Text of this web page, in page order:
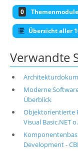
0
Übersicht aller
Verwandte
Moderne
Überblick
Objektorientierte
Visual Basic.NET
Development -